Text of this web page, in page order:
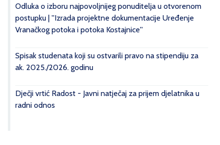
Odluka o izboru najpovoljnijeg ponuditelja u otvorenom
postupku | ''Izrada projektne dokumentacije Uređenje
Vranačkog potoka i potoka Kostajnice''
Spisak studenata koji su ostvarili pravo na stipendiju za
ak. 2025./2026. godinu
Dječji vrtić Radost - Javni natječaj za prijem djelatnika u
radni odnos